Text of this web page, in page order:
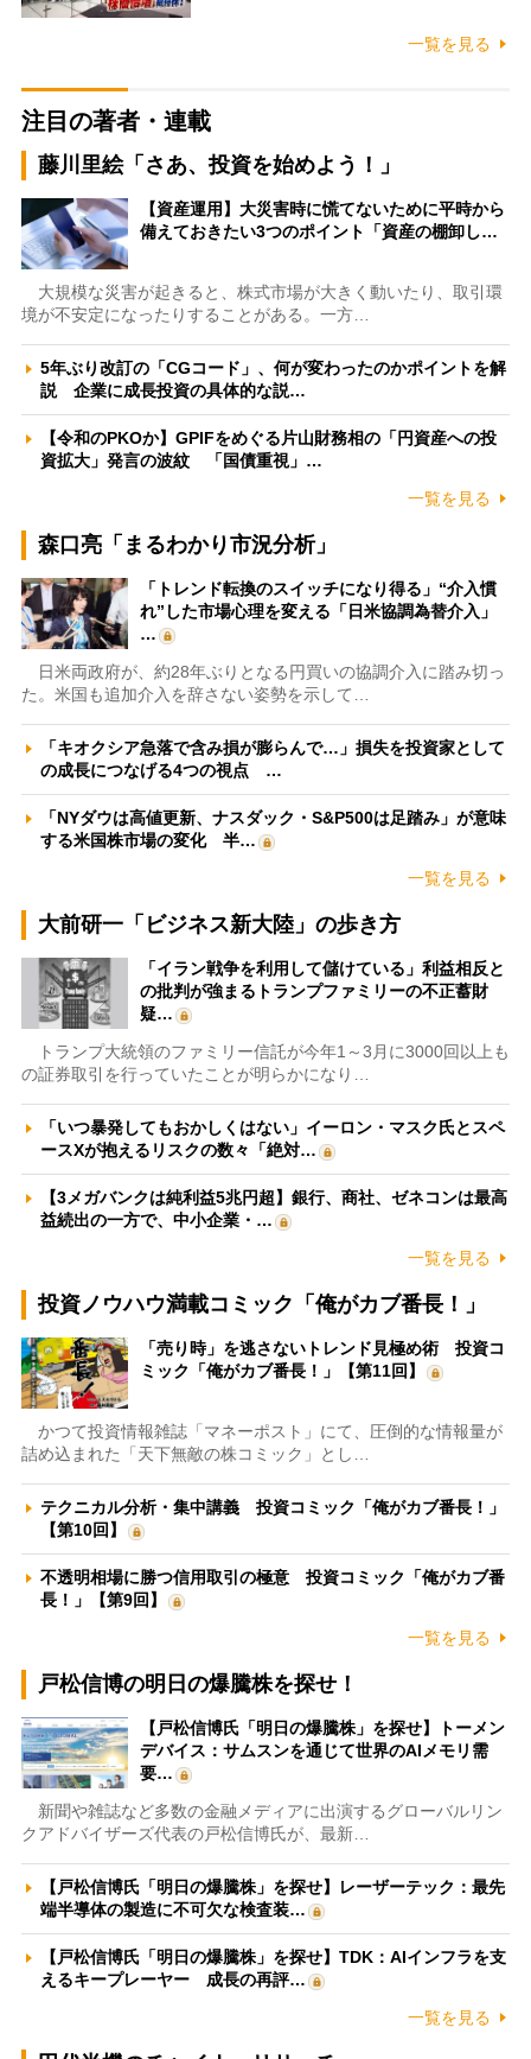
一覧を見る
注目の著者・連載
藤川里絵「さあ、投資を始めよう！」
【資産運用】大災害時に慌てないために平時から
備えておきたい3つのポイント「資産の棚卸し…
大規模な災害が起きると、株式市場が大きく動いたり、取引環
境が不安定になったりすることがある。一方…
5年ぶり改訂の「CGコード」、何が変わったのかポイントを解
説 企業に成長投資の具体的な説…
【令和のPKOか】GPIFをめぐる片山財務相の「円資産への投
資拡大」発言の波紋 「国債重視」…
一覧を見る
森口亮「まるわかり市況分析」
「トレンド転換のスイッチになり得る」“介入慣
れ”した市場心理を変える「日米協調為替介入」
…
日米両政府が、約28年ぶりとなる円買いの協調介入に踏み切っ
た。米国も追加介入を辞さない姿勢を示して…
「キオクシア急落で含み損が膨らんで…」損失を投資家として
の成長につなげる4つの視点 …
「NYダウは高値更新、ナスダック・S&P500は足踏み」が意味
する米国株市場の変化 半…
一覧を見る
大前研一「ビジネス新大陸」の歩き方
「イラン戦争を利用して儲けている」利益相反と
の批判が強まるトランプファミリーの不正蓄財
疑…
トランプ大統領のファミリー信託が今年1～3月に3000回以上も
の証券取引を行っていたことが明らかになり…
「いつ暴発してもおかしくはない」イーロン・マスク氏とスペ
ースXが抱えるリスクの数々「絶対…
【3メガバンクは純利益5兆円超】銀行、商社、ゼネコンは最高
益続出の一方で、中小企業・…
一覧を見る
投資ノウハウ満載コミック「俺がカブ番長！」
「売り時」を逃さないトレンド見極め術 投資コ
ミック「俺がカブ番長！」【第11回】
かつて投資情報雑誌「マネーポスト」にて、圧倒的な情報量が
詰め込まれた「天下無敵の株コミック」とし…
テクニカル分析・集中講義 投資コミック「俺がカブ番長！」
【第10回】
不透明相場に勝つ信用取引の極意 投資コミック「俺がカブ番
長！」【第9回】
一覧を見る
戸松信博の明日の爆騰株を探せ！
【戸松信博氏「明日の爆騰株」を探せ】トーメン
デバイス：サムスンを通じて世界のAIメモリ需
要…
新聞や雑誌など多数の金融メディアに出演するグローバルリン
クアドバイザーズ代表の戸松信博氏が、最新…
【戸松信博氏「明日の爆騰株」を探せ】レーザーテック：最先
端半導体の製造に不可欠な検査装…
【戸松信博氏「明日の爆騰株」を探せ】TDK：AIインフラを支
えるキープレーヤー 成長の再評…
一覧を見る